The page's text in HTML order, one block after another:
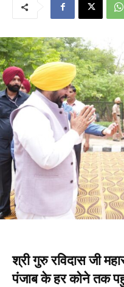
श्री गुरु रविदास जी
पंजाब के हर कोने तक